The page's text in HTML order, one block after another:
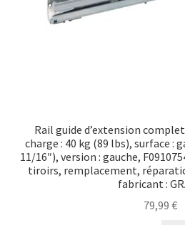
Rail guide d’extension
charge : 40 kg (89 lbs), surface :
11/16″), version : gauche,
tiroirs, remplacement,
fabricant :
79,99 €